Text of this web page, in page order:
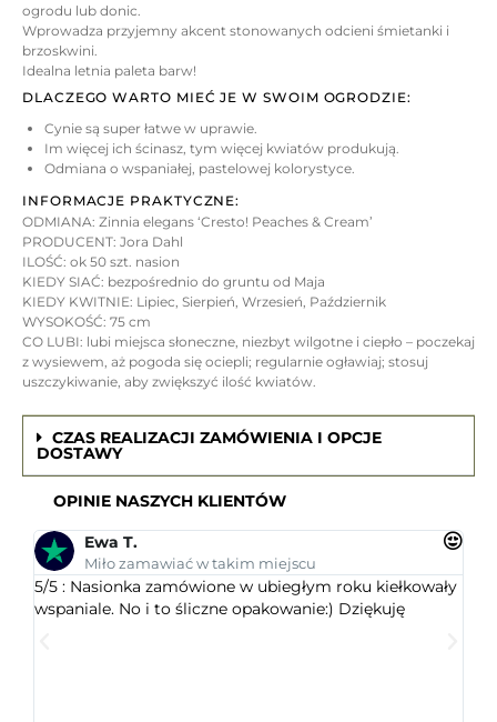
ogrodu lub donic.
Wprowadza przyjemny akcent stonowanych odcieni śmietanki i
brzoskwini.
Idealna letnia paleta barw!
DLACZEGO WARTO MIEĆ JE W SWOIM OGRODZIE:
Cynie są super łatwe w uprawie.
Im więcej ich ścinasz, tym więcej kwiatów produkują.
Odmiana o wspaniałej, pastelowej kolorystyce.
INFORMACJE PRAKTYCZNE:
ODMIANA: Zinnia elegans ‘Cresto! Peaches & Cream’
PRODUCENT: Jora Dahl
ILOŚĆ: ok 50 szt. nasion
KIEDY SIAĆ: bezpośrednio do gruntu od Maja
KIEDY KWITNIE: Lipiec, Sierpień, Wrzesień, Październik
WYSOKOŚĆ: 75 cm
CO LUBI: lubi miejsca słoneczne, niezbyt wilgotne i ciepło – poczekaj
z wysiewem, aż pogoda się ociepli; regularnie ogławiaj; stosuj
uszczykiwanie, aby zwiększyć ilość kwiatów.
CZAS REALIZACJI ZAMÓWIENIA I OPCJE
DOSTAWY
OPINIE NASZYCH KLIENTÓW
Ewa T.
Miło zamawiać w takim miejscu
5/5 : Nasionka zamówione w ubiegłym roku kiełkowały
wspaniale. No i to śliczne opakowanie:) Dziękuję